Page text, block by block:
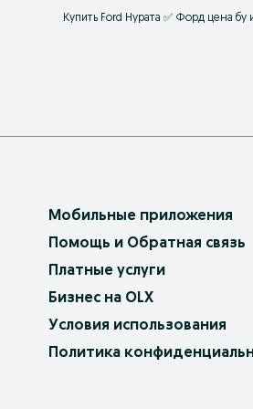
Купить Ford Нурата ✅ Форд цена
Мобильные приложения
Помощь и Обратная связь
Платные услуги
Бизнес на OLX
Условия использования
Политика